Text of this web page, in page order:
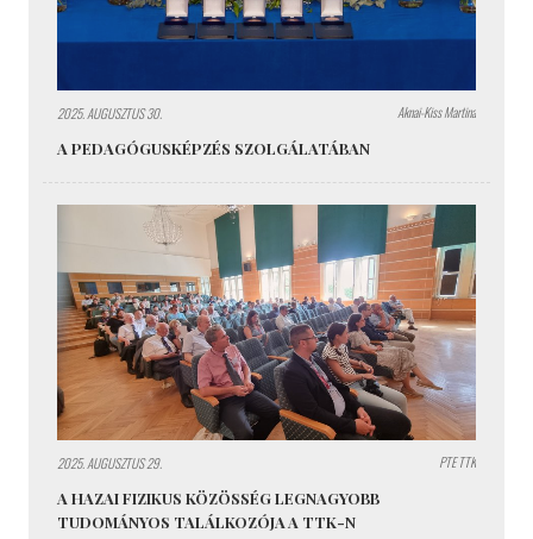
2025. AUGUSZTUS 30. Aknai-Kiss Martina
A PEDAGÓGUSKÉPZÉS SZOLGÁLATÁBAN
2025. AUGUSZTUS 29. PTE TTK
A HAZAI FIZIKUS KÖZÖSSÉG LEGNAGYOBB
TUDOMÁNYOS TALÁLKOZÓJA A TTK-N